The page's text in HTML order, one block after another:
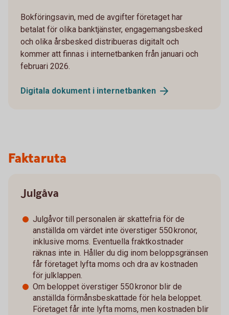
Bokföringsavin, med de avgifter företaget har
betalat för olika banktjänster, engagemangsbesked
och olika årsbesked distribueras digitalt och
kommer att finnas i internetbanken från januari och
februari 2026.
Digitala dokument i internetbanken
Faktaruta
Julgåva
Julgåvor till personalen är skattefria för de
anställda om värdet inte överstiger 550 kronor,
inklusive moms. Eventuella fraktkostnader
räknas inte in. Håller du dig inom beloppsgränsen
får företaget lyfta moms och dra av kostnaden
för julklappen.
Om beloppet överstiger 550 kronor blir de
anställda förmånsbeskattade för hela beloppet.
Företaget får inte lyfta moms, men kostnaden blir